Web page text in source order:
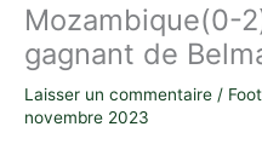
Mozambique(0-
gagnant de
Laisser un commentaire /
novembre 2023